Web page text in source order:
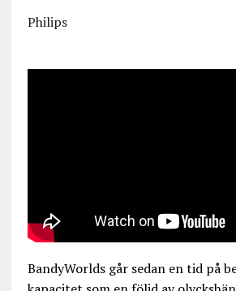
Philips
BandyWorlds går sedan en tid på